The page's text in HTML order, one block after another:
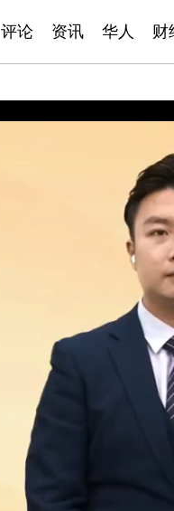
评论 资讯 华人 财